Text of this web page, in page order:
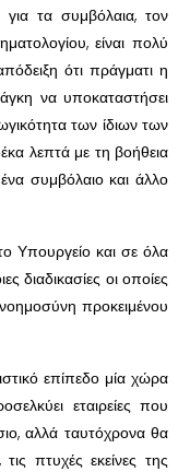
τα συμβόλαια, τον
είναι πολύ
ότι πράγματι η
να υποκαταστήσει
των ίδιων των
λεπτά με τη βοήθεια
συμβόλαιο και άλλο
Υπουργείο και σε όλα
διαδικασίες οι οποίες
προκειμένου
επίπεδο μία χώρα
εταιρείες που
αλλά ταυτόχρονα θα
πτυχές εκείνες της